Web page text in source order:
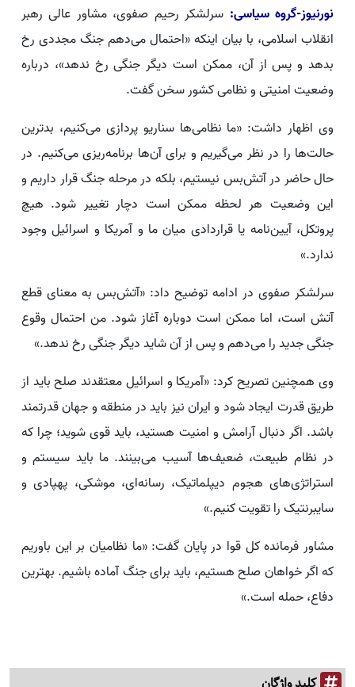
نورنیوز-گروه سیاسی: سرلشکر رحیم صفوی، مشاور عالی رهبر
انقلاب اسلامی، با بیان اینکه «احتمال می‌دهم جنگ مجددی رخ
بدهد و پس از آن، ممکن است دیگر جنگی رخ ندهد»، درباره
وضعیت امنیتی و نظامی کشور سخن گفت.
وی اظهار داشت: «ما نظامی‌ها سناریو پردازی می‌کنیم، بدترین
حالت‌ها را در نظر می‌گیریم و برای آن‌ها برنامه‌ریزی می‌کنیم. در
حال حاضر در آتش‌بس نیستیم، بلکه در مرحله جنگ قرار داریم و
این وضعیت هر لحظه ممکن است دچار تغییر شود. هیچ
پروتکل، آیین‌نامه یا قراردادی میان ما و آمریکا و اسرائیل وجود
ندارد.»
سرلشکر صفوی در ادامه توضیح داد: «آتش‌بس به معنای قطع
آتش است، اما ممکن است دوباره آغاز شود. من احتمال وقوع
جنگی جدید را می‌دهم و پس از آن شاید دیگر جنگی رخ ندهد.»
وی همچنین تصریح کرد: «آمریکا و اسرائیل معتقدند صلح باید از
طریق قدرت ایجاد شود و ایران نیز باید در منطقه و جهان قدرتمند
باشد. اگر دنبال آرامش و امنیت هستید، باید قوی شوید؛ چرا که
در نظام طبیعت، ضعیف‌ها آسیب می‌بینند. ما باید سیستم و
استراتژی‌های هجوم دیپلماتیک، رسانه‌ای، موشکی، پهپادی و
سایبرنتیک را تقویت کنیم.»
مشاور فرمانده کل قوا در پایان گفت: «ما نظامیان بر این باوریم
که اگر خواهان صلح هستیم، باید برای جنگ آماده باشیم. بهترین
دفاع، حمله است.»